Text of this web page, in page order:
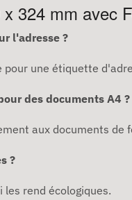
324 mm avec
l'adresse ?
pour une étiquette
des documents A4 ?
aux documents de
?
rend écologiques.